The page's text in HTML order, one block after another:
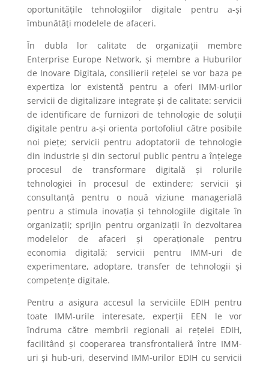
oportunitățile tehnologiilor digitale pentru a-și
îmbunătăți modelele de afaceri.
În dubla lor calitate de organizații membre
Enterprise Europe Network, și membre a Huburilor
de Inovare Digitala, consilierii rețelei se vor baza pe
expertiza lor existentă pentru a oferi IMM-urilor
servicii de digitalizare integrate și de calitate: servicii
de identificare de furnizori de tehnologie de soluții
digitale pentru a-și orienta portofoliul către posibile
noi piețe; servicii pentru adoptatorii de tehnologie
din industrie și din sectorul public pentru a înțelege
procesul de transformare digitală și rolurile
tehnologiei în procesul de extindere; servicii și
consultanță pentru o nouă viziune managerială
pentru a stimula inovația și tehnologiile digitale în
organizații; sprijin pentru organizații în dezvoltarea
modelelor de afaceri și operaționale pentru
economia digitală; servicii pentru IMM-uri de
experimentare, adoptare, transfer de tehnologii și
competențe digitale.
Pentru a asigura accesul la serviciile EDIH pentru
toate IMM-urile interesate, experții EEN le vor
îndruma către membrii regionali ai rețelei EDIH,
facilitând și cooperarea transfrontalieră între IMM-
uri și hub-uri, deservind IMM-urilor EDIH cu servicii